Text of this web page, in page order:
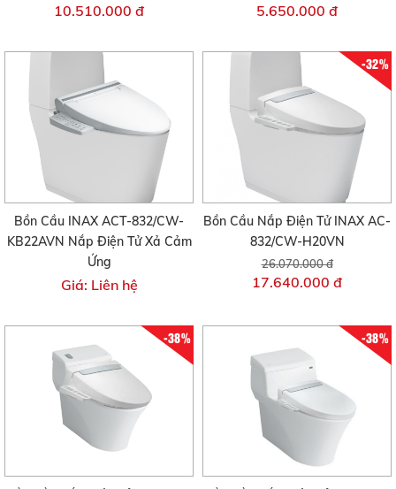
10.510.000 đ 5.650.000 đ
Bồn Cầu INAX ACT-832/CW-
KB22AVN Nắp Điện Tử Xả Cảm
Ứng
Giá: Liên hệ
-32%
Bồn Cầu Nắp Điện Tử INAX AC-
832/CW-H20VN
26.070.000 đ
17.640.000 đ
-38% -38%